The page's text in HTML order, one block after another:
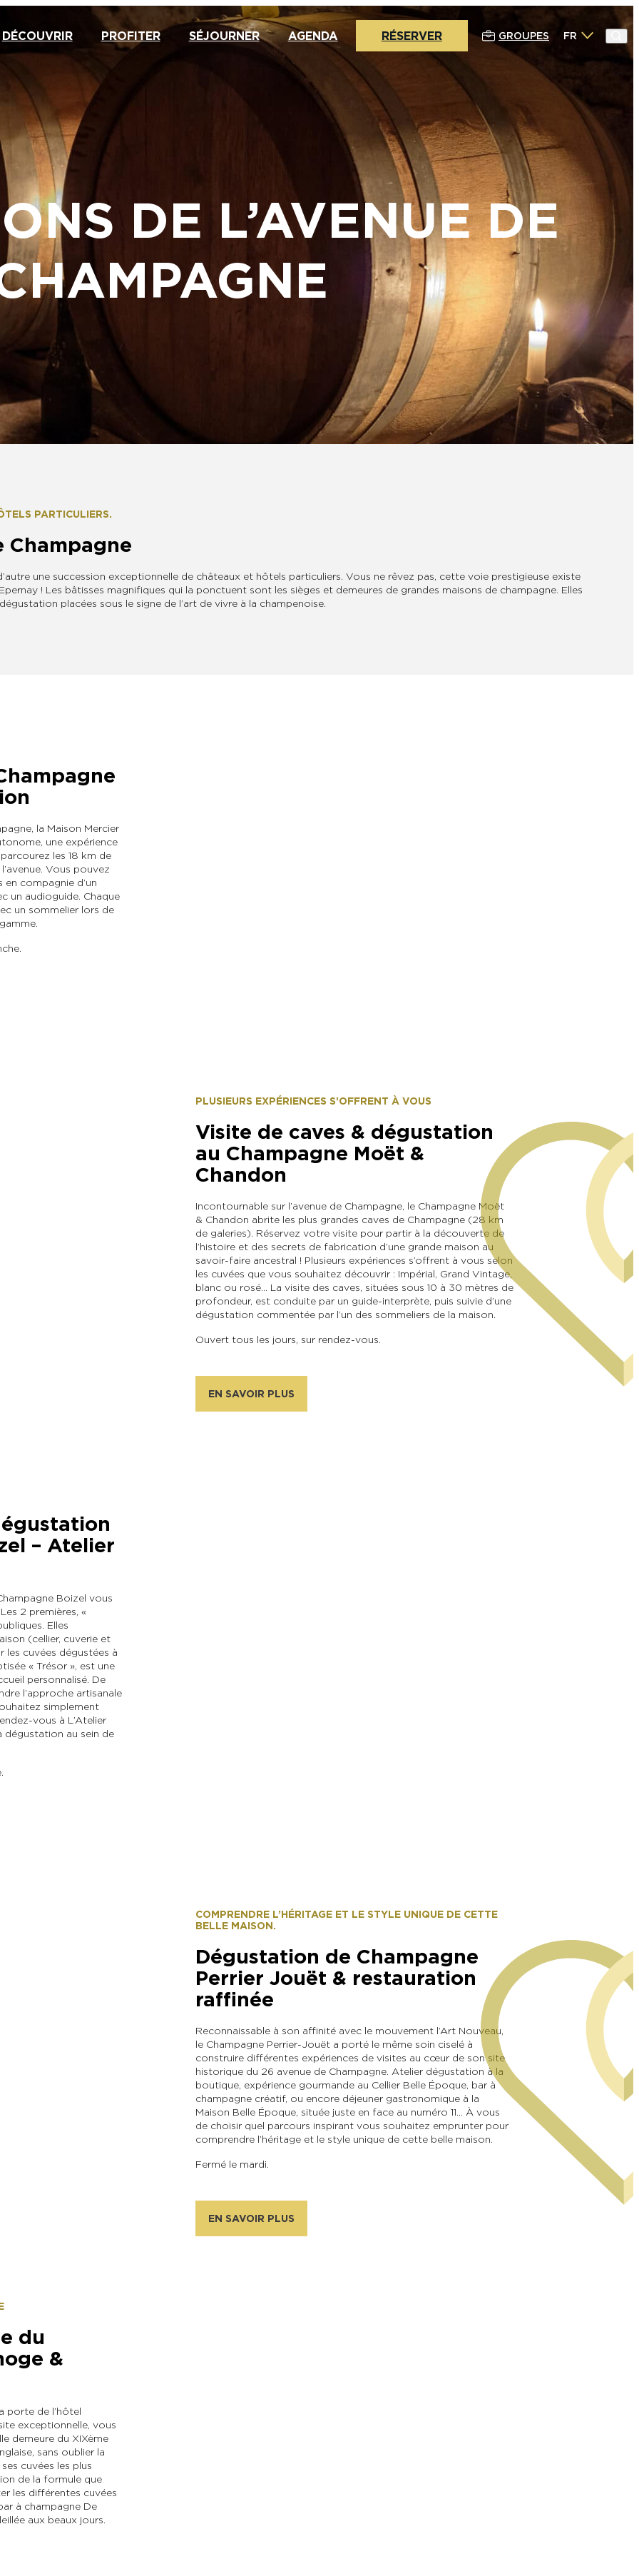
DÉCOUVRIR PROFITER SÉJOURNER AGENDA RÉSERVER GROUPES FR
DE L’AVENUE DE
PARTICULIERS.
Champagne
une succession exceptionnelle de châteaux et hôtels particuliers. Vous ne rêvez pas, cette voie prestigieuse existe
! Les bâtisses magnifiques qui la ponctuent sont les sièges et demeures de grandes maisons de champagne. Elles
placées sous le signe de l’art de vivre à la champenoise.
la Maison Mercier
une expérience
les 18 km de
Vous pouvez
en compagnie d’un
un audioguide. Chaque
un sommelier lors de
PLUSIEURS EXPÉRIENCES S’OFFRENT À VOUS
Visite de caves & dégustation
au Champagne Moët &
Chandon
Incontournable sur l’avenue de Champagne, le Champagne Moët
& Chandon abrite les plus grandes caves de Champagne (28 km
de galeries). Réservez votre visite pour partir à la découverte de
l’histoire et des secrets de fabrication d’une grande maison au
savoir-faire ancestral ! Plusieurs expériences s’offrent à vous selon
les cuvées que vous souhaitez découvrir : Impérial, Grand Vintage,
blanc ou rosé… La visite des caves, situées sous 10 à 30 mètres de
profondeur, est conduite par un guide-interprète, puis suivie d’une
dégustation commentée par l’un des sommeliers de la maison.
Ouvert tous les jours, sur rendez-vous.
EN SAVOIR PLUS
– Atelier
Boizel vous
2 premières, «
Elles
(cellier, cuverie et
les cuvées dégustées à
« Trésor », est une
personnalisé. De
l’approche artisanale
simplement
vous à L’Atelier
dégustation au sein de
COMPRENDRE L’HÉRITAGE ET LE STYLE UNIQUE DE CETTE
BELLE MAISON.
Dégustation de Champagne
Perrier Jouët & restauration
raffinée
Reconnaissable à son affinité avec le mouvement l’Art Nouveau,
le Champagne Perrier-Jouët a porté le même soin ciselé à
construire différentes expériences de visites au cœur de son site
historique du 26 avenue de Champagne. Atelier dégustation à la
boutique, expérience gourmande au Cellier Belle Époque, bar à
champagne créatif, ou encore déjeuner gastronomique à la
Maison Belle Époque, située juste en face au numéro 11… À vous
de choisir quel parcours inspirant vous souhaitez emprunter pour
comprendre l’héritage et le style unique de cette belle maison.
Fermé le mardi.
EN SAVOIR PLUS
du
&
porte de l’hôtel
exceptionnelle, vous
demeure du XIXème
sans oublier la
cuvées les plus
de la formule que
les différentes cuvées
à champagne De
aux beaux jours.